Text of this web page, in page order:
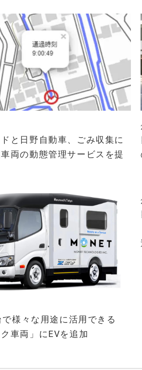
と日野自動車、ごみ収集に
両の動態管理サービスを提
様々な用途に活用できる
ク車両」にEVを追加